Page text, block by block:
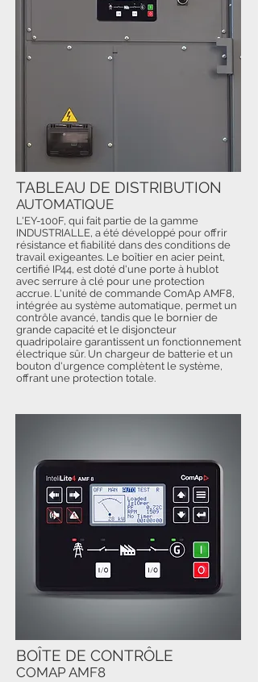
L'EY-100F, qui fait partie de la gamme
INDUSTRIALLE, a été développé pour offrir
résistance et fiabilité dans des conditions de
travail exigeantes. Le boîtier en acier peint,
certifié IP44, est doté d'une porte à hublot
avec serrure à clé pour une protection
accrue. L'unité de commande ComAp AMF8,
intégrée au système automatique, permet un
contrôle avancé, tandis que le bornier de
grande capacité et le disjoncteur
quadripolaire garantissent un fonctionnement
électrique sûr. Un chargeur de batterie et un
bouton d'urgence complètent le système,
offrant une protection totale.
TABLEAU DE DISTRIBUTION
AUTOMATIQUE
BOÎTE DE CONTRÔLE
COMAP AMF8